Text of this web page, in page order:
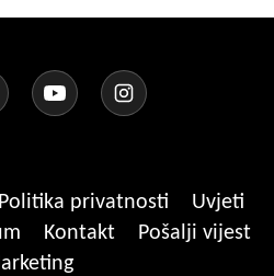
Politika privatnosti
Uvjeti
Kontakt
Pošalji vijest